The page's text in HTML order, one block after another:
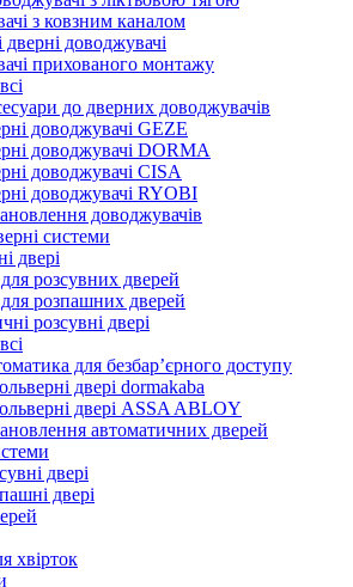
з ковзним каналом
дверні доводжувачі
прихованого монтажу
до дверних доводжувачів
доводжувачі GEZE
доводжувачі DORMA
доводжувачі CISA
доводжувачі RYOBI
доводжувачів
системи
двері
розсувних дверей
розпашних дверей
розсувні двері
для безбар’єрного доступу
двері dormakaba
двері ASSA ABLOY
автоматичних дверей
двері
двері
хвірток